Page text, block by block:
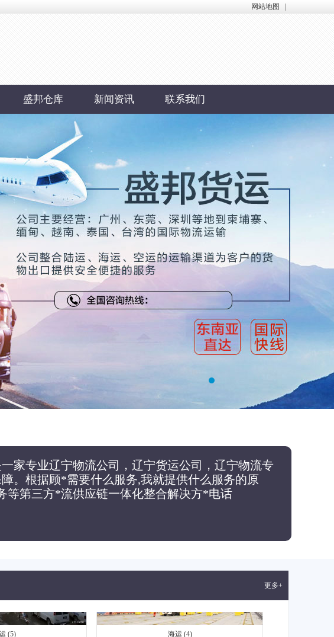
网站地图
盛邦仓库 新闻资讯 联系我们
家专业辽宁物流公司，辽宁货运公司，辽宁物流专
。根据顾*需要什么服务,我就提供什么服务的原
等第三方*流供应链一体化整合解决方*电话
更多+